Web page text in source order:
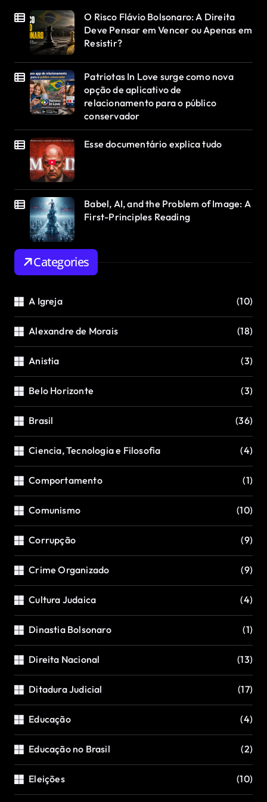
O Risco Flávio Bolsonaro: A Direita
Deve Pensar em Vencer ou Apenas em
Resistir?
Patriotas In Love surge como nova
opção de aplicativo de
relacionamento para o público
conservador
Esse documentário explica tudo
Babel, AI, and the Problem of Image: A
First-Principles Reading
Categories
A Igreja (10)
Alexandre de Morais (18)
Anistia (3)
Belo Horizonte (3)
Brasil (36)
Ciencia, Tecnologia e Filosofia (4)
Comportamento (1)
Comunismo (10)
Corrupção (9)
Crime Organizado (9)
Cultura Judaica (4)
Dinastia Bolsonaro (1)
Direita Nacional (13)
Ditadura Judicial (17)
Educação (4)
Educação no Brasil (2)
Eleições (10)